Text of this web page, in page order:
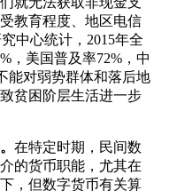
教育程度、地区电信
中心统计，2015年全
，美国普及率72%，中
能对弱势群体和落后地
贫困阶层生活进一步
在特定时期，民间数
的货币职能，尤其在
，但数字货币有关算